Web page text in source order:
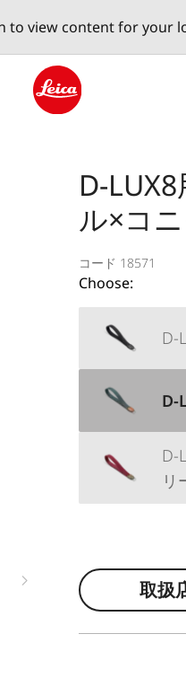
to view content for your
D-
ル×コ
コード 18571
Choose:
D-
D-
D-
リ
取扱